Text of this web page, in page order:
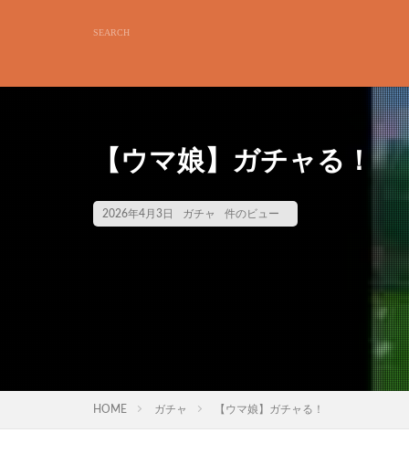
【ウマ娘】ガチャる！
2026年4月3日 ガチャ 件のビュー
HOME ガチャ 【ウマ娘】ガチャる！